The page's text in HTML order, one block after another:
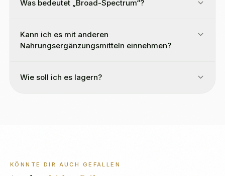
Was bedeutet „Broad-Spectrum“?
Kann ich es mit anderen
Nahrungsergänzungsmitteln einnehmen?
Wie soll ich es lagern?
KÖNNTE DIR AUCH GEFALLEN